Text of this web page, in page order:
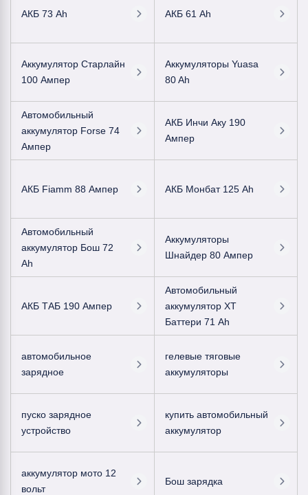
АКБ 73 Ah АКБ 61 Ah
Аккумулятор Старлайн
100 Ампер
Аккумуляторы Yuasa
80 Ah
Автомобильный
аккумулятор Forse 74
Ампер
АКБ Инчи Аку 190
Ампер
АКБ Fiamm 88 Ампер АКБ Монбат 125 Ah
Автомобильный
аккумулятор Бош 72
Ah
Аккумуляторы
Шнайдер 80 Ампер
АКБ ТАБ 190 Ампер
Автомобильный
аккумулятор ХТ
Баттери 71 Ah
автомобильное
зарядное
гелевые тяговые
аккумуляторы
пуско зарядное
устройство
купить автомобильный
аккумулятор
аккумулятор мото 12
вольт
Бош зарядка